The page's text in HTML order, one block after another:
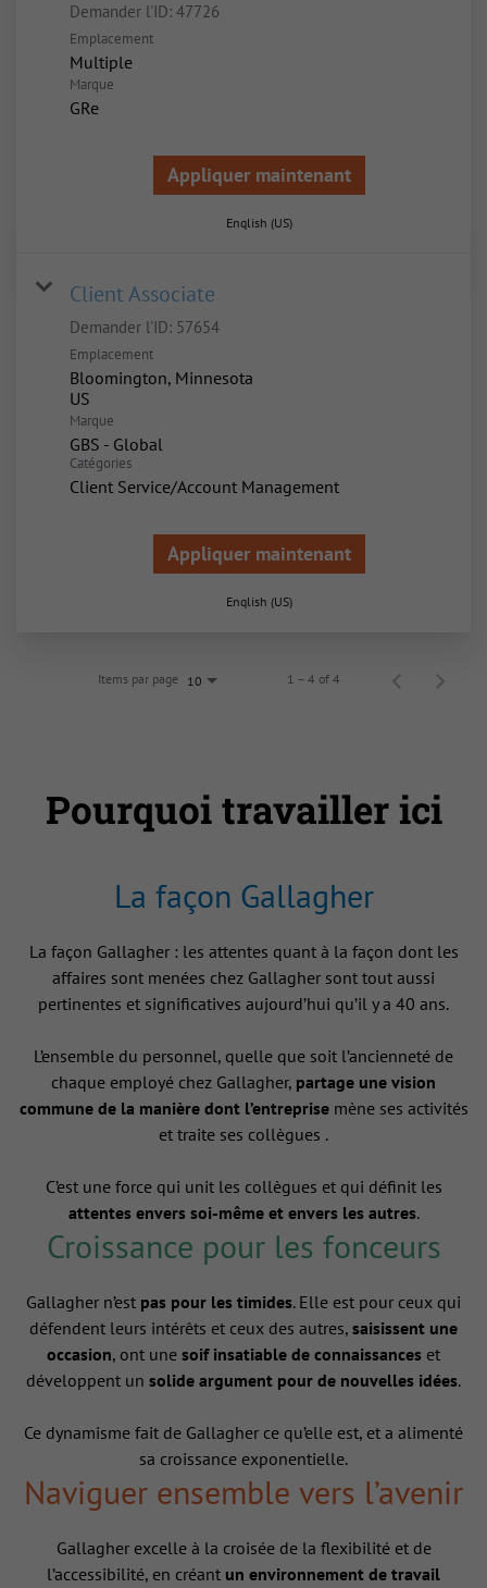
Demander l'ID: 47726
Emplacement
Multiple
Marque
GRe
Appliquer maintenant
English (US)
Client Associate
Demander l'ID: 57654
Emplacement
Bloomington, Minnesota
Marque
GBS - Global
Catégories
Client Service/Account Management
Appliquer maintenant
English (US)
Items par page 10 1 – 4 of 4
Pourquoi travailler ici
La façon Gallagher
La façon Gallagher : les attentes quant à la façon dont les
affaires sont menées chez Gallagher sont tout aussi
pertinentes et significatives aujourd’hui qu’il y a 40 ans.
L’ensemble du personnel, quelle que soit l’ancienneté de
chaque employé chez Gallagher, partage une vision
commune de la manière dont l’entreprisemène ses activités
et traite ses collègues .
C’est une force qui unit les collègues et qui définit les
attentes envers soi-même et envers les autres.
Croissance pour les fonceurs
Gallagher n’est pas pour les timides. Elle est pour ceux qui
défendent leurs intérêts et ceux des autres, saisissent une
occasion, ont une soif insatiable de connaissances et
développent un solide argument pour de nouvelles idées.
Ce dynamisme fait de Gallagher ce qu’elle est, et a alimenté
sa croissance exponentielle.
Naviguer ensemble vers l’avenir
Gallagher excelle à la croisée de la flexibilité et de
l’accessibilité, en créant un environnement de travail